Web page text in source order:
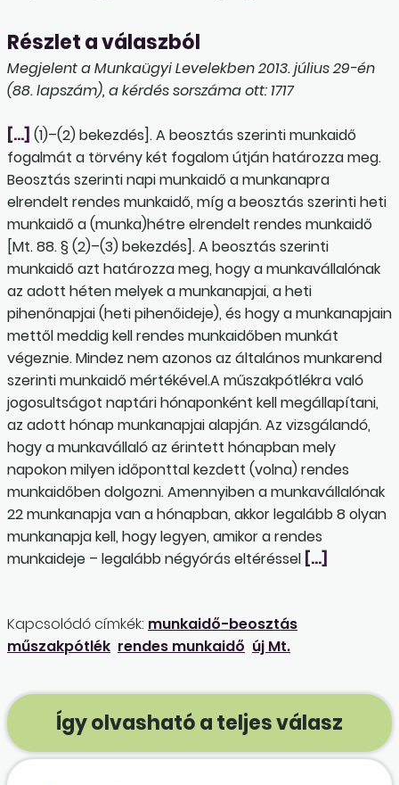
Részlet a válaszból
Megjelent a Munkaügyi Levelekben 2013. július 29-én
(88. lapszám), a kérdés sorszáma ott: 1717
[…] (1)–(2) bekezdés]. A beosztás szerinti munkaidő
fogalmát a törvény két fogalom útján határozza meg.
Beosztás szerinti napi munkaidő a munkanapra
elrendelt rendes munkaidő, míg a beosztás szerinti heti
munkaidő a (munka)hétre elrendelt rendes munkaidő
[Mt. 88. § (2)–(3) bekezdés]. A beosztás szerinti
munkaidő azt határozza meg, hogy a munkavállalónak
az adott héten melyek a munkanapjai, a heti
pihenőnapjai (heti pihenőideje), és hogy a munkanapjain
mettől meddig kell rendes munkaidőben munkát
végeznie. Mindez nem azonos az általános munkarend
szerinti munkaidő mértékével.A műszakpótlékra való
jogosultságot naptári hónaponként kell megállapítani,
az adott hónap munkanapjai alapján. Az vizsgálandó,
hogy a munkavállaló az érintett hónapban mely
napokon milyen időponttal kezdett (volna) rendes
munkaidőben dolgozni. Amennyiben a munkavállalónak
22 munkanapja van a hónapban, akkor legalább 8 olyan
munkanapja kell, hogy legyen, amikor a rendes
munkaideje – legalább négyórás eltéréssel […]
Kapcsolódó címkék: munkaidő-beosztás
műszakpótlék rendes munkaidő új Mt.
Így olvasható a teljes válasz